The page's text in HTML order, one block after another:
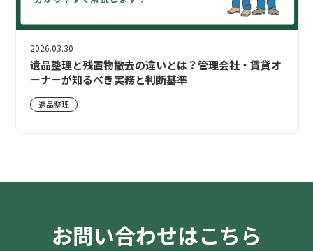
2026.03.30
遺品整理と残置物撤去の違いとは？管理会社・賃貸オ
ーナーが知るべき実務と判断基準
遺品整理
お問い合わせはこちら